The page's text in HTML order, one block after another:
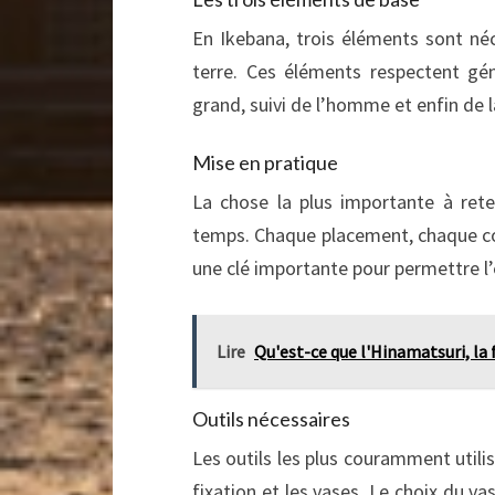
En Ikebana, trois éléments sont
terre. Ces éléments respectent
grand, suivi de l’homme et enfin de
Mise en pratique
La chose la plus importante à
temps. Chaque placement, chaque
une clé importante pour permettre
Lire Qu'est-ce que l'Hinamatsuri, la
Outils nécessaires
Les outils les plus couramment